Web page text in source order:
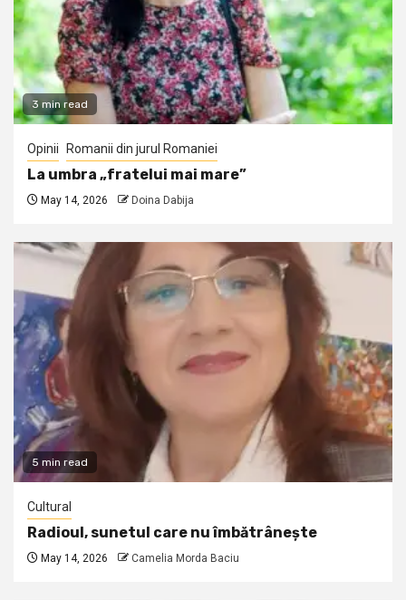
3 min read
Opinii Romanii din jurul Romaniei
La umbra „fratelui mai mare”
May 14, 2026 Doina Dabija
5 min read
Cultural
Radioul, sunetul care nu îmbătrânește
May 14, 2026 Camelia Morda Baciu